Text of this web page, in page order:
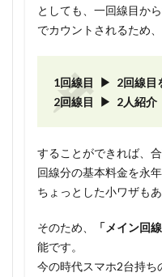
としても、一回線目か
でカウントされるため、
1回線目 ▶ 2回線目
2回線目 ▶ 2人紹介
することができれば、
回線分の基本料金を永
ちょっとした小ワザもあ
そのため、 「メイン回
能です。
今の時代スマホ2台持ち